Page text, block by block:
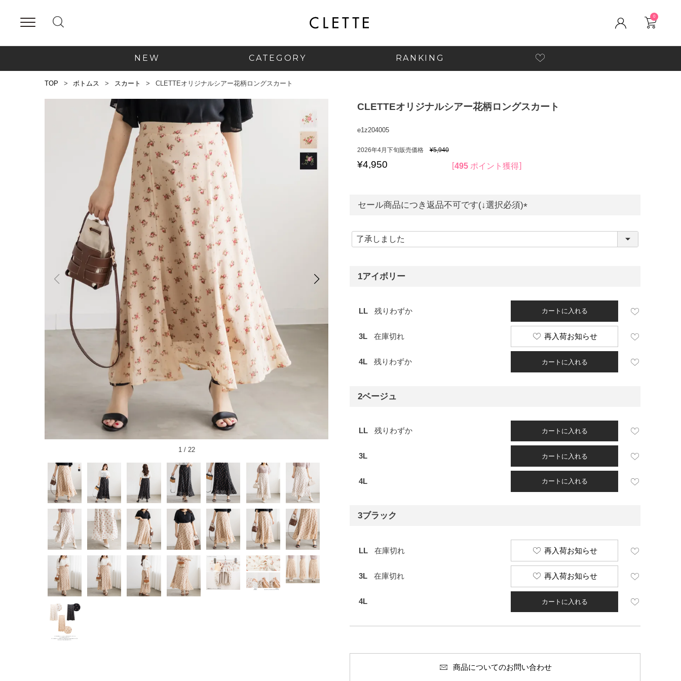
0
NEW CATEGORY RANKING
TOP ボトムス スカート CLETTEオリジナルシアー花柄ロングスカート
1/ 22
CLETTEオリジナルシアー花柄ロングスカート
e1z204005
2026年4月下旬販売価格 ¥5,940
¥4,950 495 ポイント獲得
セール商品につき返品不可です(↓選択必須)
必
須
1アイボリー
LL 残りわずか カートに入れる
3L 在庫切れ 再入荷お知らせ
4L 残りわずか カートに入れる
2ベージュ
LL 残りわずか カートに入れる
3L カートに入れる
4L カートに入れる
3ブラック
LL 在庫切れ 再入荷お知らせ
3L 在庫切れ 再入荷お知らせ
4L カートに入れる
商品についてのお問い合わせ